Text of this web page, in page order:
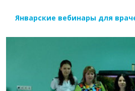
Январские вебинары для